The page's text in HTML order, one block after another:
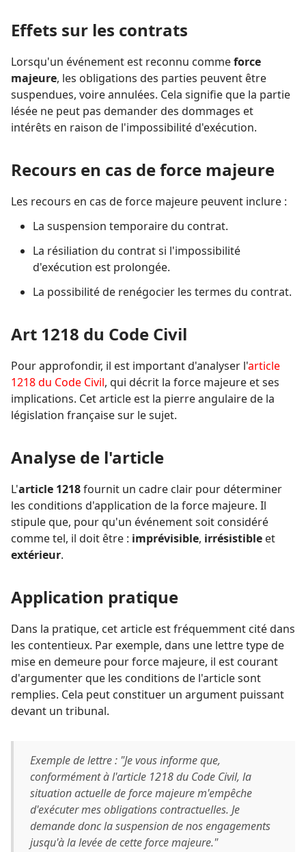
Effets sur les contrats
Lorsqu'un événement est reconnu commeforce
majeure, les obligations des parties peuvent être
suspendues, voire annulées. Cela signifie que la partie
lésée ne peut pas demander des dommages et
intérêts en raison de l'impossibilité d'exécution.
Recours en cas de force majeure
Les recours en cas de force majeure peuvent inclure :
La suspension temporaire du contrat.
La résiliation du contrat si l'impossibilité
d'exécution est prolongée.
La possibilité de renégocier les termes du contrat.
Art 1218 du Code Civil
Pour approfondir, il est important d'analyser l'article
1218 du Code Civil, qui décrit la force majeure et ses
implications. Cet article est la pierre angulaire de la
législation française sur le sujet.
Analyse de l'article
L'article 1218fournit un cadre clair pour déterminer
les conditions d'application de la force majeure. Il
stipule que, pour qu'un événement soit considéré
comme tel, il doit être : imprévisible, irrésistible et
extérieur.
Application pratique
Dans la pratique, cet article est fréquemment cité dans
les contentieux. Par exemple, dans une lettre type de
mise en demeure pour force majeure, il est courant
d'argumenter que les conditions de l'article sont
remplies. Cela peut constituer un argument puissant
devant un tribunal.
Exemple de lettre : "Je vous informe que,
conformément à l'article 1218 du Code Civil, la
situation actuelle de force majeure m'empêche
d'exécuter mes obligations contractuelles. Je
demande donc la suspension de nos engagements
jusqu'à la levée de cette force majeure."